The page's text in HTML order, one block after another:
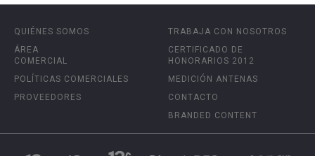
QUIÉNES SOMOS
ÁREA
COMERCIAL
POLÍTICAS COMERCIALES
PROVEEDORES
TRABAJA CON NOSOTROS
CERTIFICADO DE
HONORARIOS 2012
MEDICIÓN ANTENAS
CONTACTO
BRANDED CONTENT